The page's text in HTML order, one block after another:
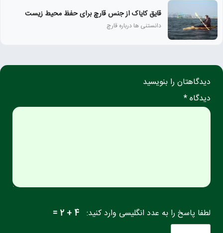
قایق کایاک از جنس قارچ برای حفظ محیط زیست
دانستنی ها درباره قارچ
دیدگاهتان را بنویسید
دیدگاه *
لطفا پاسخ را به عدد انگلیسی وارد کنید: 4 + 2 =